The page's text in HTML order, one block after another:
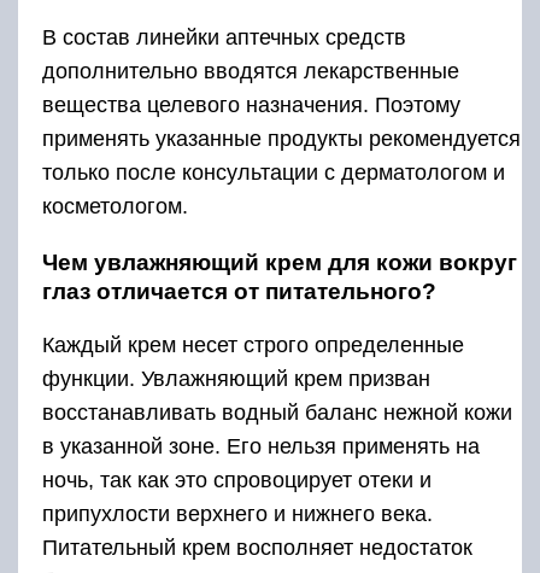
В состав линейки аптечных средств
дополнительно вводятся лекарственные
вещества целевого назначения. Поэтому
применять указанные продукты рекомендуется
только после консультации с дерматологом и
косметологом.
Чем увлажняющий крем для кожи вокруг
глаз отличается от питательного?
Каждый крем несет строго определенные
функции. Увлажняющий крем призван
восстанавливать водный баланс нежной кожи
в указанной зоне. Его нельзя применять на
ночь, так как это спровоцирует отеки и
припухлости верхнего и нижнего века.
Питательный крем восполняет недостаток